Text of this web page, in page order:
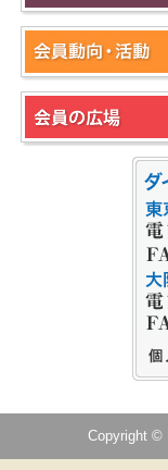
Copyright ©